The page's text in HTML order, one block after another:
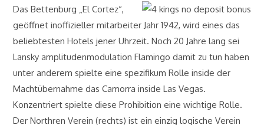
Das Bettenburg „El Cortez“,
geöffnet inoffizieller mitarbeiter Jahr 1942, wird eines das
beliebtesten Hotels jener Uhrzeit. Noch 20 Jahre lang sei
Lansky amplitudenmodulation Flamingo damit zu tun haben
unter anderem spielte eine spezifikum Rolle inside der
Machtübernahme das Camorra inside Las Vegas.
Konzentriert spielte diese Prohibition eine wichtige Rolle.
Der Northren Verein (rechts) ist ein einzig logische Verein